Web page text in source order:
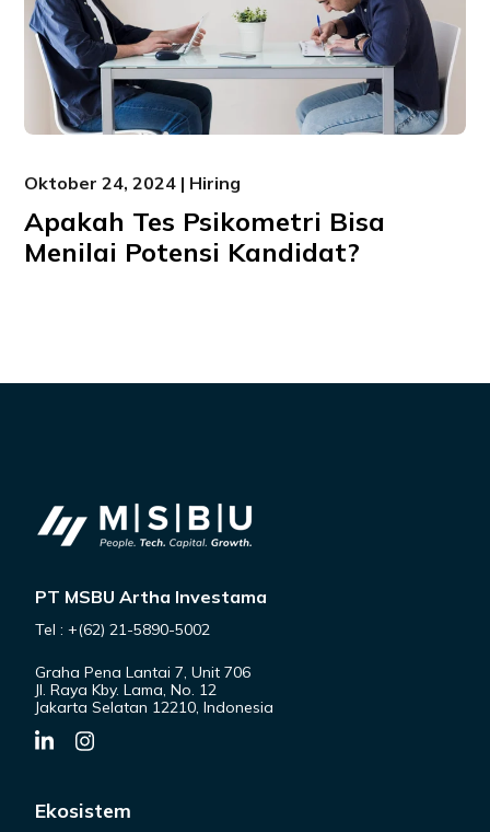
Oktober 24, 2024 | Hiring
Apakah Tes Psikometri Bisa
Menilai Potensi Kandidat?
PT MSBU Artha Investama
Tel : +(62) 21-5890-5002
Graha Pena Lantai 7, Unit 706
Jl. Raya Kby. Lama, No. 12
Jakarta Selatan 12210, Indonesia
Ekosistem